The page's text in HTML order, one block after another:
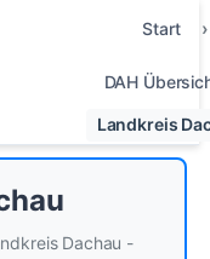
Start
DAH
Landkreis
Dachau -